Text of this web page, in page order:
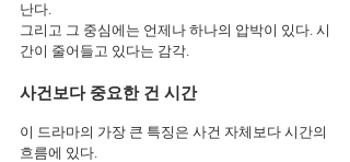
난다.
그리고 그 중심에는 언제나 하나의 압박이 있다. 시
간이 줄어들고 있다는 감각.
사건보다 중요한 건 시간
이 드라마의 가장 큰 특징은 사건 자체보다 시간의
흐름에 있다.